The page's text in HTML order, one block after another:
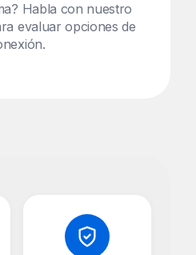
Habla con nuestro
evaluar opciones de